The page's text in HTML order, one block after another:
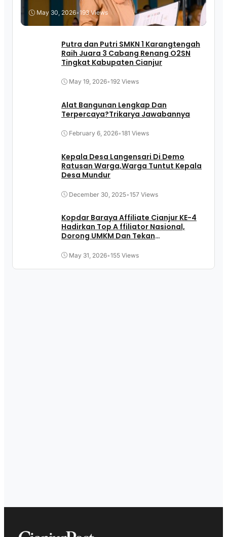
May 30, 2026•193 Views
Putra dan Putri SMKN 1 Karangtengah
Raih Juara 3 Cabang Renang O2SN
Tingkat Kabupaten Cianjur
May 19, 2026•192 Views
Alat Bangunan Lengkap Dan
Terpercaya?Trikarya Jawabannya
February 6, 2026•181 Views
Kepala Desa Langensari Di Demo
Ratusan Warga,Warga Tuntut Kepala
Desa Mundur
December 30, 2025•157 Views
Kopdar Baraya Affiliate Cianjur KE-4
Hadirkan Top A ffiliator Nasional,
Dorong UMKM Dan Tekan
May 31, 2026•155 Views